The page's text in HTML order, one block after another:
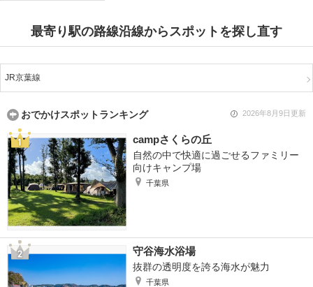
最寄り駅の路線沿線からスポットを探し直す
JR京葉線
おでかけスポットランキング 2026年8月9日更新
campさくらの丘
自然の中で快適に過ごせるファミリー
向けキャンプ場
千葉県
守谷海水浴場
抜群の透明度を誇る海水が魅力
千葉県